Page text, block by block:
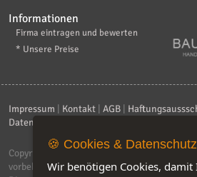
Informationen
Firma eintragen und bewerten
* Unsere Preise
Impressum Kontakt AGB
Datenschutzerklärung
Copyright © 2026
vorbehalten.
🍪 Cookies & Datenschutz
Wir benötigen Cookies, damit